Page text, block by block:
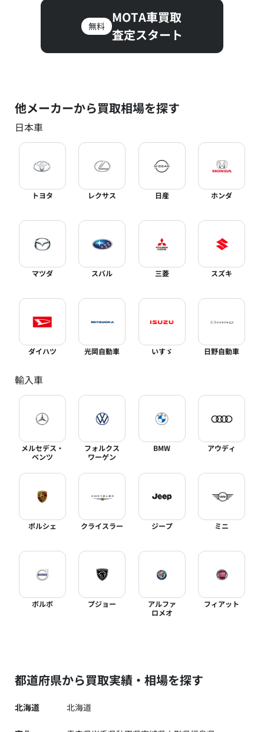
無料
MOTA車買取
査定スタート
他メーカーから買取相場を探す
日本車
トヨタ レクサス 日産 ホンダ
マツダ スバル 三菱 スズキ
ダイハツ 光岡自動車 いすゞ 日野自動車
輸入車
メルセデス・
ベンツ
フォルクス
ワーゲン
BMW アウディ
ポルシェ クライスラー ジープ ミニ
ボルボ プジョー
アルファ
ロメオ
フィアット
都道府県から買取実績・相場を探す
北海道 北海道